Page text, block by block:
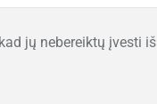
jų nebereiktų įvesti iš